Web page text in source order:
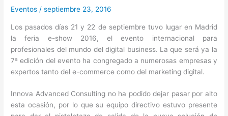
Eventos /septiembre 23, 2016
Los pasados días 21 y 22 de septiembre tuvo lugar en Madrid
la feria e-show 2016, el evento internacional para
profesionales del mundo del digital business. La que será ya la
7ª edición del evento ha congregado a numerosas empresas y
expertos tanto del e-commerce como del marketing digital.
Innova Advanced Consulting no ha podido dejar pasar por alto
esta ocasión, por lo que su equipo directivo estuvo presente